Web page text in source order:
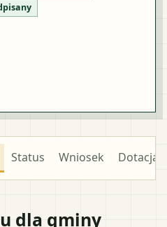
Status Wniosek Dotacja
dla gminy